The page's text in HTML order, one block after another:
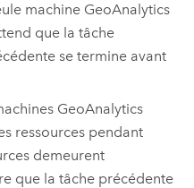
machine GeoAnalytics
que la tâche
se termine avant
GeoAnalytics
ressources pendant
demeurent
que la tâche précédente